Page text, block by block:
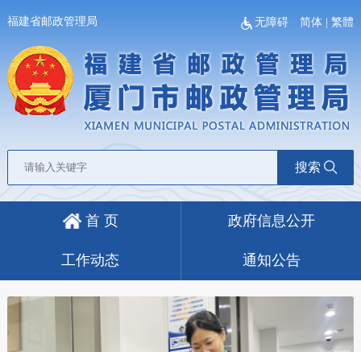
福建省邮政管理局 无障碍 简体 |繁體
搜索
首 页 政府信息公开
工作动态 通知公告